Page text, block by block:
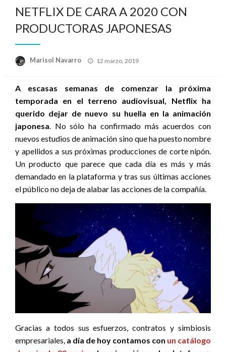
NETFLIX DE CARA A 2020 CON
PRODUCTORAS JAPONESAS
Marisol Navarro
Publicado
12 marzo, 2019
A escasas semanas de comenzar la próxima
temporada en el terreno audiovisual, Netflix ha
querido dejar de nuevo su huella en la animación
japonesa. No sólo ha confirmado más acuerdos con
nuevos estudios de animación sino que ha puesto nombre
y apellidos a sus próximas producciones de corte nipón.
Un producto que parece que cada día es más y más
demandado en la plataforma y tras sus últimas acciones
el público no deja de alabar las acciones de la compañía.
Gracias a todos sus esfuerzos, contratos y simbiosis
empresariales, a día de hoy contamos con un catálogo